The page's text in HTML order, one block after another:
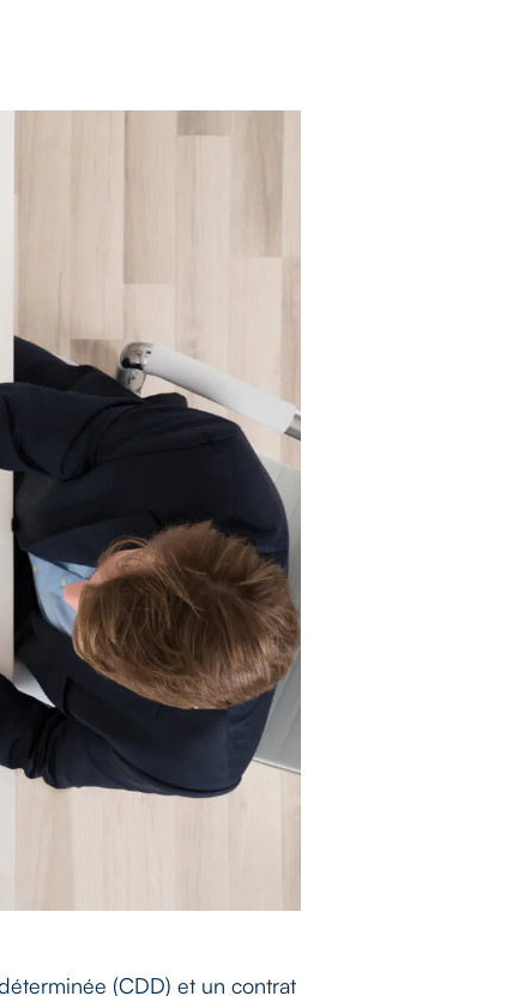
(CDD) et un contrat